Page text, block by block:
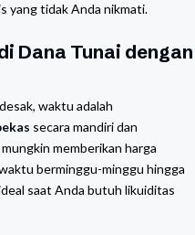
yang tidak Anda nikmati.
Dana Tunai dengan
waktu adalah
secara mandiri dan
memberikan harga
berminggu-minggu hingga
saat Anda butuh likuiditas